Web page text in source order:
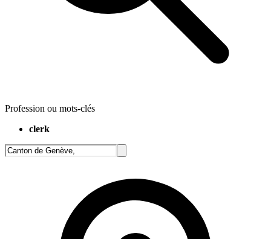
Profession ou mots-clés
clerk